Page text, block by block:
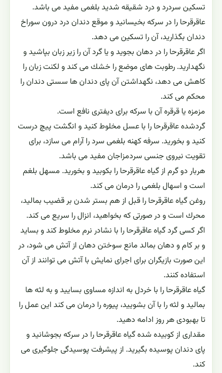
تسكين سردرد و درد شقيقه شديد بلغمى مفيد مى باشد.
عاقرقرحا را در سركه بخيسانيد و موقع دندان درد درون سوراخ
دندان بگذاريد، آن را تسكين مى دهد.
اگر عاقرقرحا را در دهان بجويد و يا گرد آن را زير زبان بپاشيد و
نگهداريد. رطوبت هاى موضع را خشك مى كند و لكنت زبان را
كاهش مى دهد، نگهداشتن آن پاى دندان ها سستى دندان را
محكم مى كند.
مزمزه يا قرقره آن با سركه براى ديفترى نافع است.
گردشده عاقرقرحا را با عسل مخلوط كنيد و انگشت پيچ درست
كنيد و بخوريد. سرفه كهنه بلغمى سرد را آرام مى سازد، براى
تقويت نيروى جنسى سردمزاجان مفيد مى باشد.
هربار دو گرم از گیاه عاقرقرحا را بكوبيد و بخوريد. مسهل بلغم
است و اسهال بلغمى را درمان مى كند.
روغن گیاه عاقرقرحا را قبل از هم بستر شدن بر قضيب بماليد،
محرك است و در صورتى كه بخواهيد، انزال را سريع مى كند.
اگر كسى گرد گیاه عاقرقرحا را با نشادر نرم مخلوط كند و بسايد
و بر كام و دهان بمالد مانع سوختن دهان از آتش مى شود، در
اين صورت بازيگران براى اجراى نمايش با آتش مى توانند از آن
استفاده كنند.
گیاه عاقرقرحا را با خردل به اندازه مساوى بساييد و به لثه ها
بماليد و لثه را با آن بشوييد، پيوره را درمان مى كند اين عمل را
تا بهبودى هر روز ادامه دهيد.
مقدارى از كوبيده شده گیاه عاقرقرحا را در سركه بجوشانيد و
پاى دندان پوسيده بگيريد. از پيشرفت پوسيدگى جلوگيرى مى
كند.